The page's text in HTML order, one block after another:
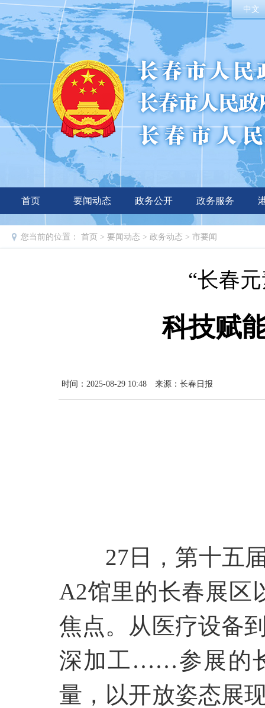
中文
首页 要闻动态 政务公开 政务服务
您当前的位置： 首页 > 要闻动态 > 政务动态 > 市要闻
“长春
科技赋
时间：2025-08-29 10:48 来源：长春日报
27日，第十五
A2馆里的长春展区
焦点。从医疗设备
深加工……参展的
量，以开放姿态展